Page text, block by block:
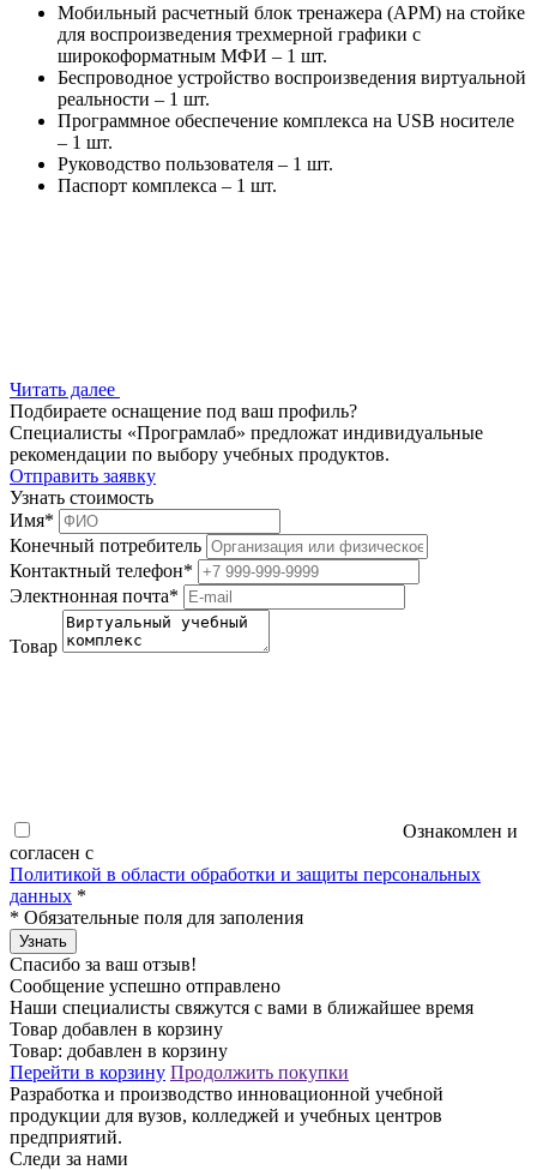
Мобильный расчетный блок тренажера (АРМ) на стойке
для воспроизведения трехмерной графики с
широкоформатным МФИ – 1 шт.
Беспроводное устройство воспроизведения виртуальной
реальности – 1 шт.
Программное обеспечение комплекса на USB носителе
– 1 шт.
Руководство пользователя – 1 шт.
Паспорт комплекса – 1 шт.
Читать далее
Подбираете оснащение под ваш профиль?
Специалисты «Програмлаб» предложат индивидуальные
рекомендации по выбору учебных продуктов.
Отправить заявку
Узнать стоимость
Имя*
Конечный потребитель
Контактный телефон*
Электнонная почта*
Товар
Ознакомлен и
согласен с
Политикой в области обработки и защиты персональных
данных *
* Обязательные поля для заполения
Узнать
Спасибо за ваш отзыв!
Сообщение успешно отправлено
Наши специалисты свяжутся с вами в ближайшее время
Товар добавлен в корзину
Товар: добавлен в корзину
Перейти в корзину Продолжить покупки
Разработка и производство инновационной учебной
продукции для вузов, колледжей и учебных центров
предприятий.
Следи за нами